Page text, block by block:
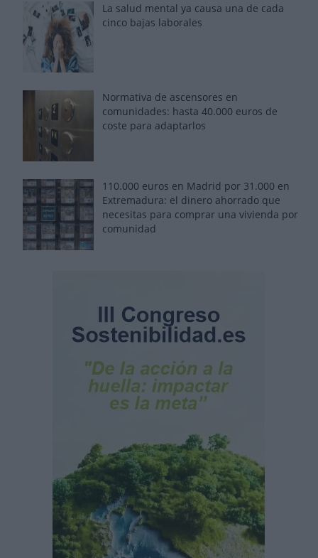
La salud mental ya causa una de cada
cinco bajas laborales
Normativa de ascensores en
comunidades: hasta 40.000 euros de
coste para adaptarlos
110.000 euros en Madrid por 31.000 en
Extremadura: el dinero ahorrado que
necesitas para comprar una vivienda por
comunidad